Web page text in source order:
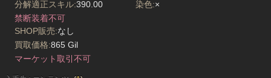
分解適正スキル:390.00 染色:×
禁断装着不可
SHOP販売:なし
買取価格:865 Gil
マーケット取引不可